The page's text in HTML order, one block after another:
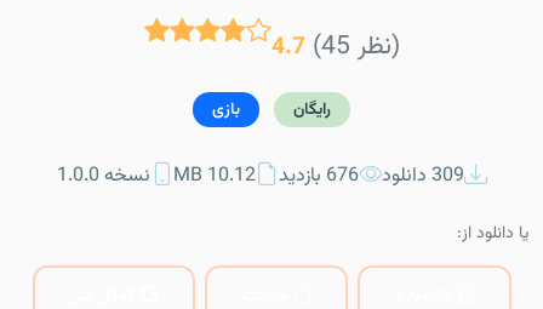
4.7 (45 نظر)
رایگان بازی
309 دانلود 676 بازدید 10.12 MB نسخه 1.0.0
یا دانلود از: